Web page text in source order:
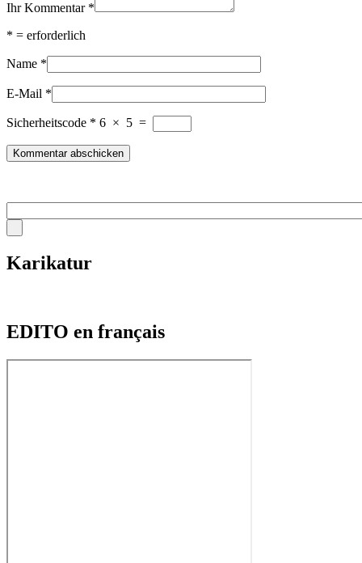
Ihr Kommentar *
* = erforderlich
Name *
E-Mail *
Sicherheitscode * 6 × 5 =
Karikatur
EDITO en français